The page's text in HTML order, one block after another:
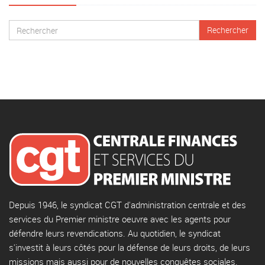
Depuis 1946, le syndicat CGT d'administration centrale et des
services du Premier ministre oeuvre avec les agents pour
défendre leurs revendications. Au quotidien, le syndicat
s'investit à leurs côtés pour la défense de leurs droits, de leurs
missions mais aussi pour de nouvelles conquêtes sociales.